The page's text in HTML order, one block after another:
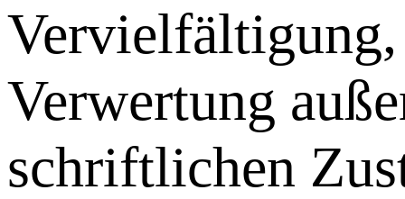
Verwertung
schriftlichen